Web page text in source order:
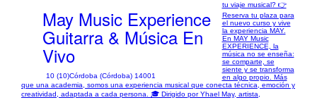
May Music Experience
Guitarra & Música En
Vivo
10 (10)Córdoba (Córdoba) 14001
tu viaje musical? 👉
Reserva tu plaza para
el nuevo curso y vive
la experiencia MAY.
En MAY Music
EXPERIENCE, la
música no se enseña:
se comparte, se
siente y se transforma
en algo propio. Más
que una academia, somos una experiencia musical que conecta técnica, emoción y
creatividad, adaptada a cada persona. 🎓 Dirigido por Yhael May, artista,